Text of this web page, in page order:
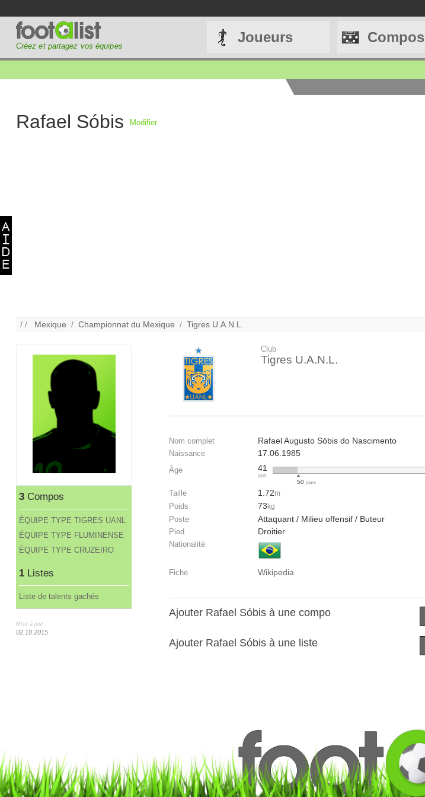
Créez et partagez vos équipes
Joueurs Compos
Rafael Sóbis Modifier
/ / Mexique /Championnat du Mexique /Tigres U.A.N.L.
3Compos
ÉQUIPE TYPE TIGRES UANL
ÉQUIPE TYPE FLUMINENSE
ÉQUIPE TYPE CRUZEIRO
1Listes
Liste de talents gachés
Mise à jour :
02.10.2015
Club
Tigres U.A.N.L.
Nom complet Rafael Augusto Sóbis do Nascimento
Naissance 17.06.1985
Âge 41
ans
50jours
Taille 1.72m
Poids 73 kg
Poste Attaquant / Milieu offensif / Buteur
Pied Droitier
Nationalité
Fiche Wikipedia
Ajouter Rafael Sóbis à une compo
Ajouter Rafael Sóbis à une liste